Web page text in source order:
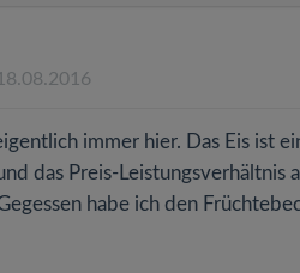
immer hier. Das Eis ist
das Preis-Leistungsverhältnis
habe ich den